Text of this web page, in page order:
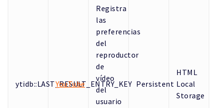
ytidb::LAST_RESULT_ENTRY_KEY
YouTube
Registra
las
preferencias
del
reproductor
de
vídeo
del
usuario
Persistent
HTML
Local
Storage